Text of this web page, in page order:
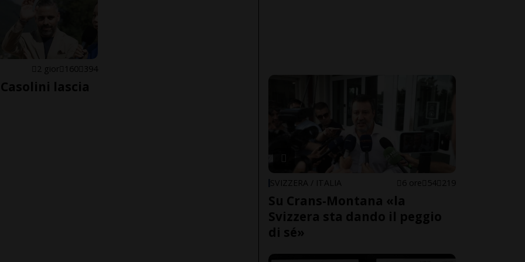
2 gior 160 394
lascia
SVIZZERA / ITALIA 6 ore 54 219
Su Crans-Montana «la
Svizzera sta dando il peggio
di sé»